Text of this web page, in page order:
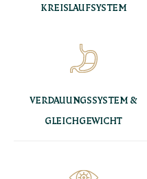
KREISLAUFSYSTEM
VERDAUUNGSSYSTEM &
GLEICHGEWICHT